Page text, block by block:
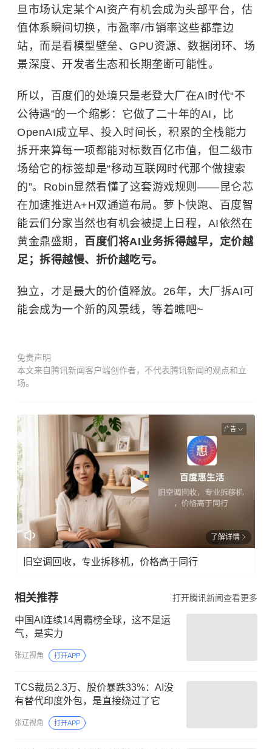
旦市场认定某个AI资产有机会成为头部平台，估
值体系瞬间切换，市盈率/市销率这些都靠边
站，而是看模型壁垒、GPU资源、数据闭环、场
景深度、开发者生态和长期垄断可能性。
所以，百度们的处境只是老登大厂在AI时代“不
公待遇”的一个缩影：它做了二十年的AI，比
OpenAI成立早、投入时间长，积累的全栈能力
拆开来算每一项都能对标数百亿市值，但二级市
场给它的标签却是“移动互联网时代那个做搜索
的”。Robin显然看懂了这套游戏规则——昆仑芯
在加速推进A+H双通道布局。萝卜快跑、百度智
能云们分家当然也有机会被提上日程，AI依然在
黄金鼎盛期， 百度们将AI业务拆得越早，定价越
足；拆得越慢、折价越吃亏。
独立，才是最大的价值释放。26年，大厂拆AI可
能会成为一个新的风景线，等着瞧吧~
免责声明
本文来自腾讯新闻客户端创作者，不代表腾讯新闻的观点和立
场。
广告
了解详情
旧空调回收，专业拆移机，价格高于同行
相关推荐 打开腾讯新闻查看更多
中国AI连续14周霸榜全球，这不是运
气，是实力
张辽视角 打开APP
TCS裁员2.3万、股价暴跌33%：AI没
有替代印度外包，是直接绕过了它
张辽视角 打开APP